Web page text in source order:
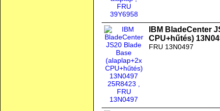
IBM BladeCenter
CPU+hűtés)
FRU 13N0497